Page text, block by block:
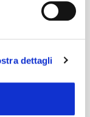
dettagli